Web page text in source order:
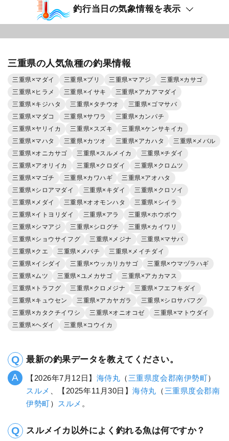
釣行当日の気象情報を表示
三重県の人気魚種の釣果情報
三重県×マダイ 三重県×ブリ 三重県×マアジ
三重県×カサゴ
三重県×ヒラメ
三重県×イサキ
三重県×アカアマダイ
三重県×キジハタ
三重県×タチウオ
三重県×ゴマサバ
三重県×マダコ
三重県×サワラ
三重県×カンパチ
三重県×ヤリイカ
三重県×スズキ
三重県×ケンサキイカ
三重県×マハタ
三重県×カツオ 三重県×アカハタ
三重県×メバル
三重県×オニカサゴ
三重県×スルメイカ
三重県×チダイ
三重県×アオリイカ
三重県×クロダイ
三重県×クロムツ
三重県×マゴチ
三重県×カワハギ
三重県×アオハタ
三重県×シロアマダイ
三重県×キダイ
三重県×クロソイ
三重県×メダイ
三重県×オオモンハタ
三重県×シイラ
三重県×イトヨリダイ
三重県×アラ
三重県×ホウボウ
三重県×シマアジ
三重県×シログチ
三重県×カイワリ
三重県×ショウサイフグ
三重県×メジナ
三重県×マサバ
三重県×クエ
三重県×メバチ
三重県×メイチダイ
三重県×イシダイ
三重県×ウッカリカサゴ
三重県×ウマヅラハギ
三重県×ムツ
三重県×ユメカサゴ
三重県×アカカマス
三重県×トラフグ
三重県×クロメジナ
三重県×フエフキダイ
三重県×キュウセン
三重県×アカヤガラ
三重県×シロサバフグ
三重県×カタクチイワシ
三重県×オニオコゼ
三重県×マトウダイ
三重県×ヘダイ
三重県×コウイカ
最新の釣果データを教えてください。
【2026年7月12日】 海侍丸 （ 三重県度会郡南伊勢町）
スルメ
、【2025年11月30日】海侍丸 （ 三重県度会郡南
伊勢町） スルメ 。
スルメイカ以外によく釣れる魚は何ですか？